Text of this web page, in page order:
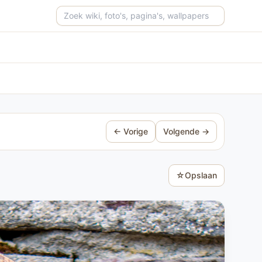
Zoeken op de site
← Vorige Volgende →
☆Opslaan